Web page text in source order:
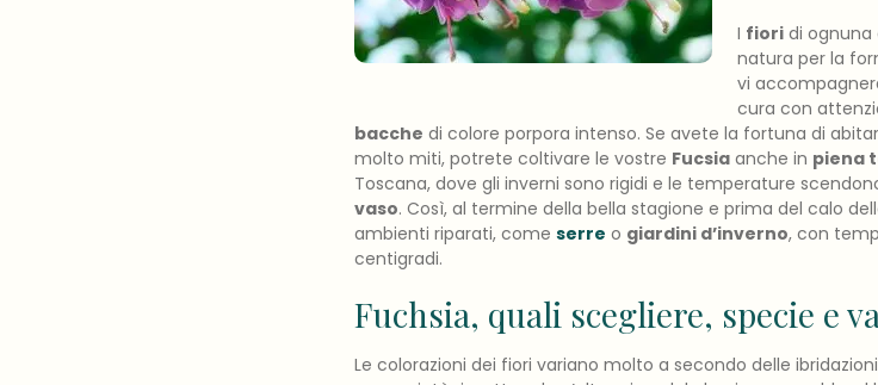
I fiori di ognuna
natura per la
vi
cura con
bacche di colore porpora intenso. Se avete la fortuna di
molto miti, potrete coltivare le vostre Fucsia anche in piena
Toscana, dove gli inverni sono rigidi e le temperature
vaso. Così, al termine della bella stagione e prima del calo
ambienti riparati, come serre o giardini d’inverno, con
centigradi.
Fuchsia, quali scegliere, specie e
Le colorazioni dei fiori variano molto a secondo delle